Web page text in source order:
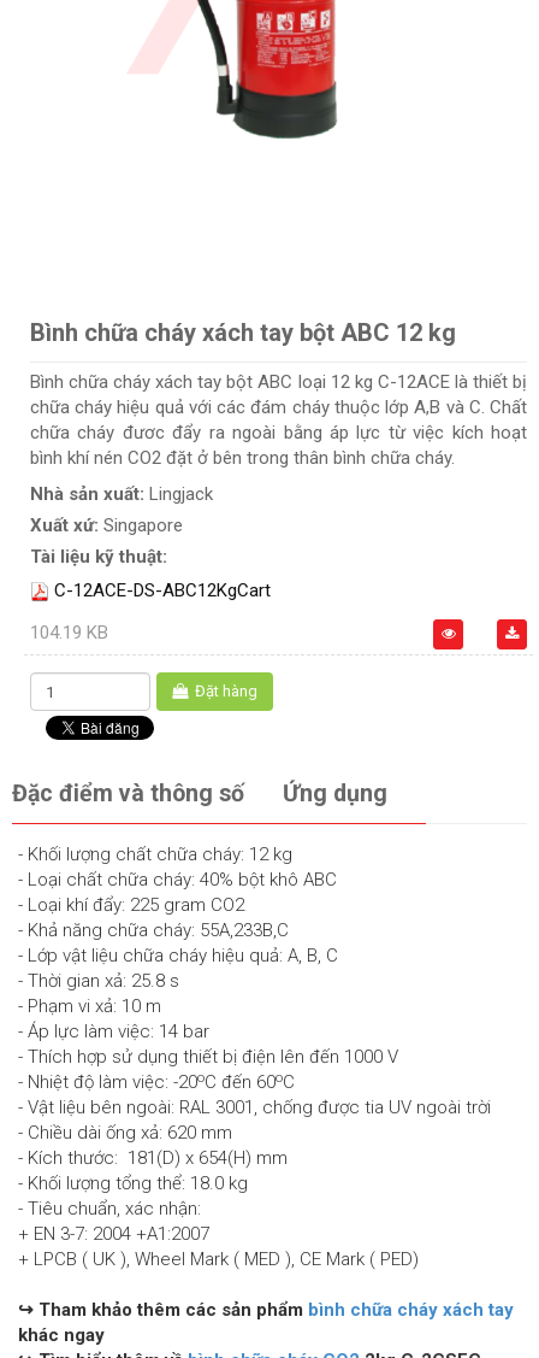
Bình chữa cháy xách tay bột ABC 12 kg
Bình chữa cháy xách tay bột ABC loại 12 kg C-12ACE là thiết bị
chữa cháy hiệu quả với các đám cháy thuộc lớp A,B và C. Chất
chữa cháy đươc đẩy ra ngoài bằng áp lực từ việc kích hoạt
bình khí nén CO2 đặt ở bên trong thân bình chữa cháy.
Nhà sản xuất: Lingjack
Xuất xứ: Singapore
Tài liệu kỹ thuật:
C-12ACE-DS-ABC12KgCart
104.19 KB
Đặt hàng
Đặc điểm và thông số Ứng dụng
- Khối lượng chất chữa cháy: 12 kg
- Loại chất chữa cháy: 40% bột khô ABC
- Loại khí đẩy: 225 gram CO2
- Khả năng chữa cháy: 55A,233B,C
- Lớp vật liệu chữa cháy hiệu quả: A, B, C
- Thời gian xả: 25.8 s
- Phạm vi xả: 10 m
- Áp lực làm việc: 14 bar
- Thích hợp sử dụng thiết bị điện lên đến 1000 V
- Nhiệt độ làm việc: -20oC đến 60oC
- Vật liệu bên ngoài: RAL 3001, chống được tia UV ngoài trời
- Chiều dài ống xả: 620 mm
- Kích thước: 181(D) x 654(H) mm
- Khối lượng tổng thể: 18.0 kg
- Tiêu chuẩn, xác nhận:
+ EN 3-7: 2004 +A1:2007
+ LPCB ( UK ), Wheel Mark ( MED ), CE Mark ( PED)
↪ Tham khảo thêm các sản phẩm bình chữa cháy xách tay
khác ngay